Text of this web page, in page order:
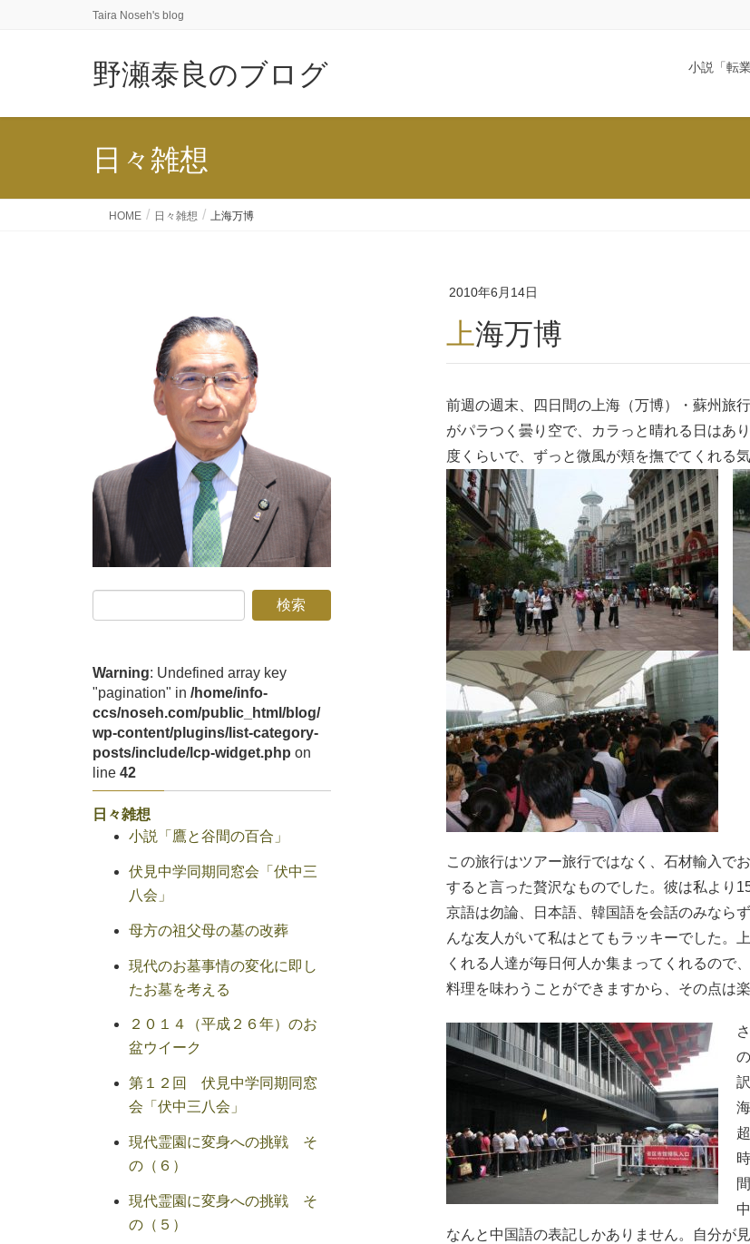
Taira Noseh's blog
野瀬泰良のブログ 小説「転
日々雑想
HOME 日々雑想 上海万博
2010年6月14日
上海万博
前週の週末、四日間の上海（万博）・蘇州旅
がパラつく曇り空で、カラっと晴れる日はあ
度くらいで、ずっと微風が頬を撫でてくれる
この旅行はツアー旅行ではなく、石材輸入で
すると言った贅沢なものでした。彼は私より
京語は勿論、日本語、韓国語を会話のみなら
んな友人がいて私はとてもラッキーでした。
くれる人達が毎日何人か集まってくれるので
料理を味わうことができますから、その点は
なんと中国語の表記しかありません。自分が
Warning: Undefined array key
"pagination" in /home/info-
ccs/noseh.com/public_html/blog/
wp-content/plugins/list-category-
posts/include/lcp-widget.php on
line 42
日々雑想
小説「鷹と谷間の百合」
伏見中学同期同窓会「伏中三
八会」
母方の祖父母の墓の改葬
現代のお墓事情の変化に即し
たお墓を考える
２０１４（平成２６年）のお
盆ウイーク
第１２回 伏見中学同期同窓
会「伏中三八会」
現代霊園に変身への挑戦 そ
の（６）
現代霊園に変身への挑戦 そ
の（５）